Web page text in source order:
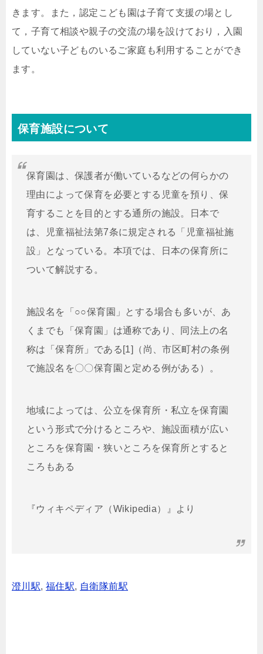
きます。また，認定こども園は子育て支援の場とし
て，子育て相談や親子の交流の場を設けており，入園
していない子どものいるご家庭も利用することができ
ます。
保育施設について
保育園は、保護者が働いているなどの何らかの
理由によって保育を必要とする児童を預り、保
育することを目的とする通所の施設。日本で
は、児童福祉法第7条に規定される「児童福祉施
設」となっている。本項では、日本の保育所に
ついて解説する。
施設名を「○○保育園」とする場合も多いが、あ
くまでも「保育園」は通称であり、同法上の名
称は「保育所」である[1]（尚、市区町村の条例
で施設名を〇〇保育園と定める例がある）。
地域によっては、公立を保育所・私立を保育園
という形式で分けるところや、施設面積が広い
ところを保育園・狭いところを保育所とすると
ころもある
『ウィキペディア（Wikipedia）』より
澄川駅,福住駅, 自衛隊前駅